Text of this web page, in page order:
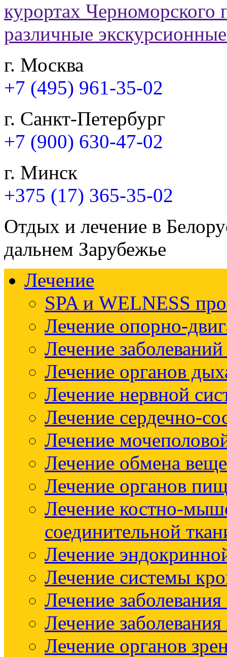
г. Москва
+7 (495) 961-35-02
г. Санкт-Петербург
+7 (900) 630-47-02
г. Минск
+375 (17) 365-35-02
Отдых и лечение в
дальнем Зарубежье
Лечение
SPA и WELNESS
Лечение опорно-
Лечение
Лечение органов
Лечение нервной
Лечение сердечно-
Лечение
Лечение обмена
Лечение органов
Лечение костно-
соединительной
Лечение
Лечение системы
Лечение
Лечение
Лечение органов